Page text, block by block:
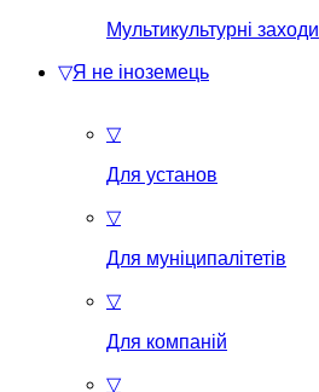
Мультикультурні заходи
▽Я не іноземець
▽
Для установ
▽
Для муніципалітетів
▽
Для компаній
▽